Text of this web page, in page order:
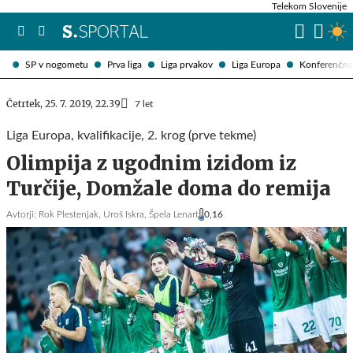
SP v nogometu Prva liga Liga prvakov Liga Europa
Telekom Slovenije
Četrtek, 25. 7. 2019, 22.39 7 let
Liga Europa, kvalifikacije, 2. krog (prve tekme)
Olimpija z ugodnim izidom iz
Turčije, Domžale doma do remija
Avtorji: Rok Plestenjak, Uroš Iskra, Špela Lenart 0,16